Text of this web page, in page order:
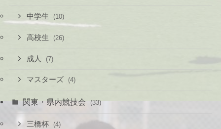
中学生 (10)
高校生 (26)
成人 (7)
マスターズ (4)
関東・県内競技会 (33)
三橋杯 (4)